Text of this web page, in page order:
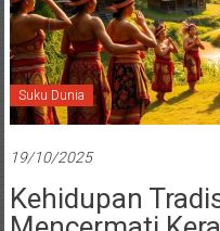
Suku Dunia
19/10/2025
Kehidupan